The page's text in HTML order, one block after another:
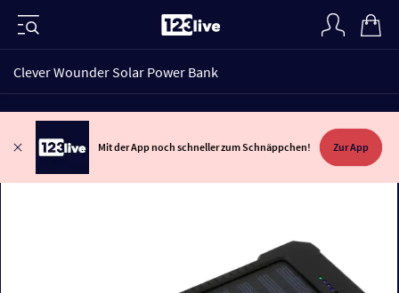
Clever Wounder Solar Power Bank
Mit der App noch schneller zum Schnäppchen! Zur App